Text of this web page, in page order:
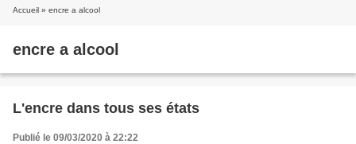
Accueil » encre a alcool
encre a alcool
L'encre dans tous ses états
Publié le 09/03/2020 à 22:22